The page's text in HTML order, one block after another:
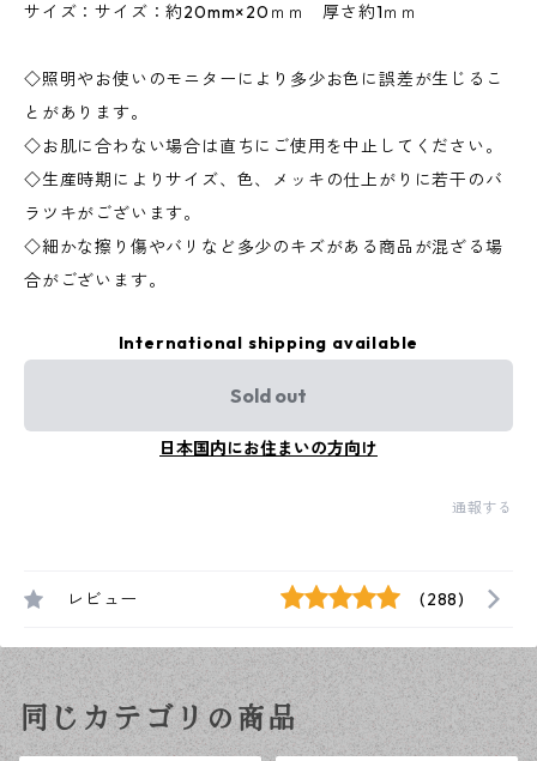
サイズ：サイズ：約20mm×20ｍｍ 厚さ約1ｍｍ
◇照明やお使いのモニターにより多少お色に誤差が生じるこ
とがあります。
◇お肌に合わない場合は直ちにご使用を中止してください。
◇生産時期によりサイズ、色、メッキの仕上がりに若干のバ
ラツキがございます。
◇細かな擦り傷やバリなど多少のキズがある商品が混ざる場
合がございます。
International shipping available
Sold out
日本国内にお住まいの方向け
通報する
レビュー (288)
同じカテゴリの商品